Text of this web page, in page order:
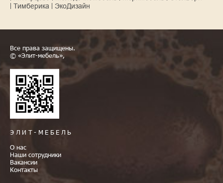
Тимберика
ЭкоДизайн
Все права защищены.
© «Элит-мебель»,
ЭЛИТ-МЕБЕЛЬ
О нас
Наши сотрудники
Вакансии
Контакты